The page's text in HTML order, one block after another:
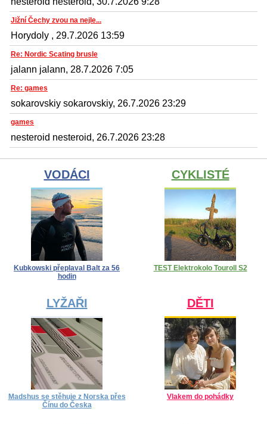
Jižní Čechy zvou na nejle...
Horydoly , 29.7.2026 13:59
Re: Nordic Scating brusle
jalann jalann, 28.7.2026 7:05
Re: games
sokarovskiy sokarovskiy, 26.7.2026 23:29
games
nesteroid nesteroid, 26.7.2026 23:28
VODÁCI
Kubkowski přeplaval Balt za 56
hodin
CYKLISTÉ
TEST Elektrokolo Touroll S2
LYŽAŘI
Madshus se stěhuje z Norska přes
Čínu do Česka
DĚTI
Vlakem do pohádky